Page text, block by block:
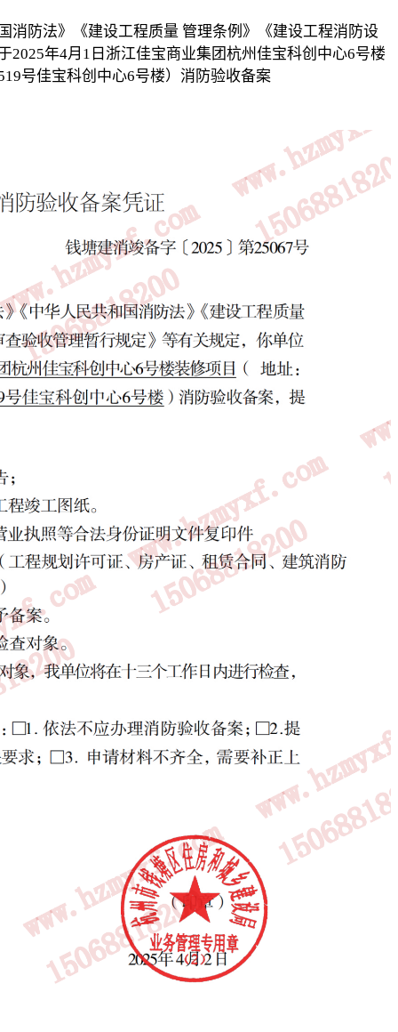
消防法》《建设工程质量 管理条例》《建设工程消防设
年4月1日浙江佳宝商业集团杭州佳宝科创中心6号楼
号佳宝科创中心6号楼）消防验收备案